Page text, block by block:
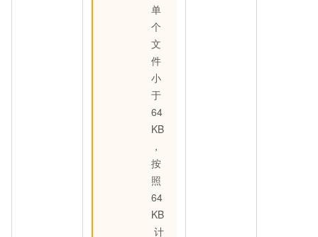
单
个
文
件
小
于
64
KB
，
按
照
64
KB
计